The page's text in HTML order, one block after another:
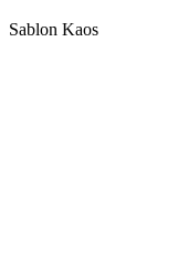
Sablon Kaos